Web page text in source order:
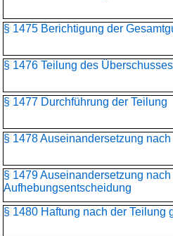
§ 1475 Berichtigung der
§ 1476 Teilung des Überschusses
§ 1477 Durchführung der Teilung
§ 1478 Auseinandersetzung
§ 1479 Auseinandersetzung
Aufhebungsentscheidung
§ 1480 Haftung nach der Teilung